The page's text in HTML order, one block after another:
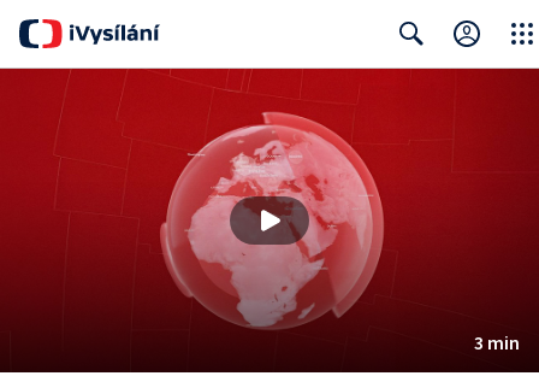
3 min